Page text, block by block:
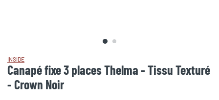
INSIDE
Canapé fixe 3 places Thelma - Tissu Texturé
- Crown Noir